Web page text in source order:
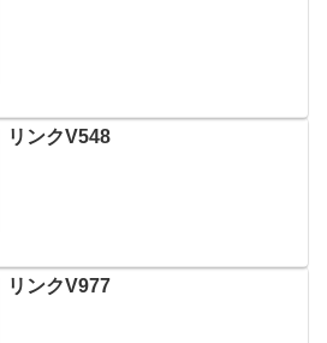
リンクV548
リンクV977